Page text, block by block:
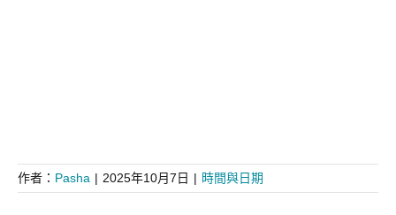
作者： Pasha | 2025年10月7日 | 時間與日期